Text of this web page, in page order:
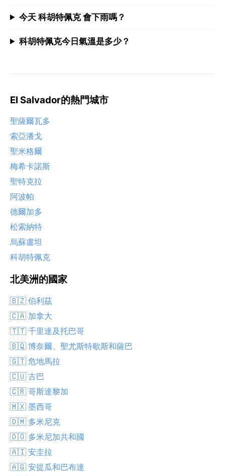
今天 科胡特佩克 會下雨嗎？
科胡特佩克今日氣溫是多少？
El Salvador的熱門城市
聖薩爾瓦多
索亞潘戈
聖米格爾
梅希卡諾斯
聖特克拉
阿波帕
德爾加多
松索納特
烏蘇盧坦
科胡特佩克
北美洲的國家
🇧🇿 伯利茲
🇨🇦 加拿大
🇹🇹 千里達及托巴哥
🇧🇶 博奈爾、聖尤斯特歇斯和薩巴
🇬🇹 危地馬拉
🇨🇺 古巴
🇨🇷 哥斯達黎加
🇲🇽 墨西哥
🇩🇲 多米尼克
🇩🇴 多米尼加共和國
🇦🇮 安圭拉
🇦🇬 安提瓜和巴布達